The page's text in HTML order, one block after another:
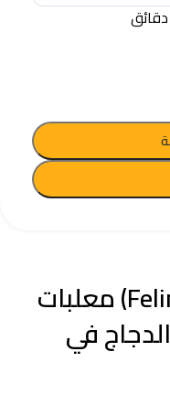
فيلينا كانينو (Felina Canino) معلبات
في